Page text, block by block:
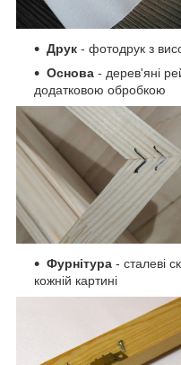
Друк - фотодрук з
Основа - дерев'яні
додатковою обробкою
Фурнітура - сталеві
кожній картині